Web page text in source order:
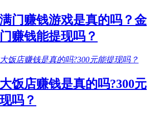
门赚钱游戏是真的吗？金
赚钱能提现吗？
饭店赚钱是真的吗?300元
吗？